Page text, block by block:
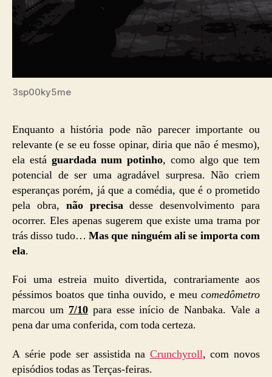
3sp00ky5me
Enquanto a história pode não parecer importante ou
relevante (e se eu fosse opinar, diria que não é mesmo),
ela está guardada num potinho, como algo que tem
potencial de ser uma agradável surpresa. Não criem
esperanças porém, já que a comédia, que é o prometido
pela obra, não precisadesse desenvolvimento para
ocorrer. Eles apenas sugerem que existe uma trama por
trás disso tudo… Mas que ninguém ali se importa com
ela.
Foi uma estreia muito divertida, contrariamente aos
péssimos boatos que tinha ouvido, e meu comedômetro
marcou um 7/10para esse início de Nanbaka. Vale a
pena dar uma conferida, com toda certeza.
A série pode ser assistida na Crunchyroll, com novos
episódios todas as Terças-feiras.